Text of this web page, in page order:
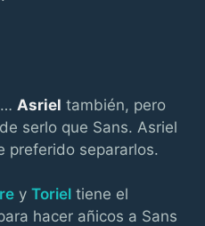
Asriel también, pero
serlo que Sans. Asriel
preferido separarlos.
y Toriel tiene el
hacer añicos a Sans